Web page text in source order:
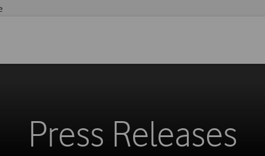
Press Releases